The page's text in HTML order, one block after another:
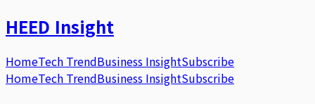
HEED Insight
HomeTech TrendBusiness InsightSubscribe
HomeTech TrendBusiness InsightSubscribe